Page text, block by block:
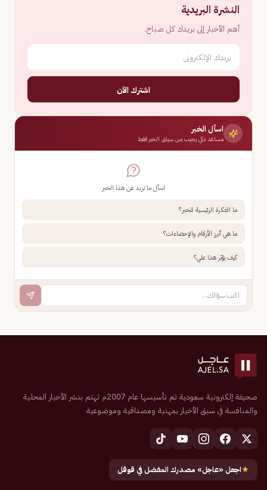
النشرة البريدية
أهم الأخبار إلى بريدك كل صباح.
اشترك الآن
اسأل الخبر
مساعد ذكي يجيب من سياق الخبر فقط
اسأل ما تريد عن هذا الخبر
ما الفكرة الرئيسية للخبر؟
ما هي أبرز الأرقام والإحصاءات؟
كيف يؤثر هذا علي؟
صحيفة إلكترونية سعودية تم تأسيسها عام 2007م تهتم بنشر الأخبار المحلية
والمنافسة في سبق الأخبار بمهنية ومصداقية وموضوعية
★اجعل «عاجل» مصدرك المفضل في قوقل